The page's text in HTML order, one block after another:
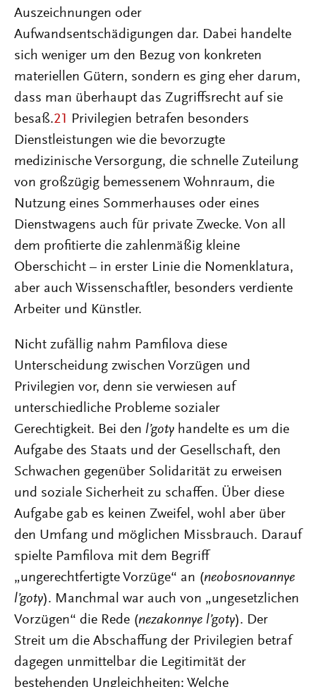
Auszeichnungen oder
Aufwandsentschädigungen dar. Dabei handelte
sich weniger um den Bezug von konkreten
materiellen Gütern, sondern es ging eher darum,
dass man überhaupt das Zugriffsrecht auf sie
besaß.21 Privilegien betrafen besonders
Dienstleistungen wie die bevorzugte
medizinische Versorgung, die schnelle Zuteilung
von großzügig bemessenem Wohnraum, die
Nutzung eines Sommerhauses oder eines
Dienstwagens auch für private Zwecke. Von all
dem profitierte die zahlenmäßig kleine
Oberschicht – in erster Linie die Nomenklatura,
aber auch Wissenschaftler, besonders verdiente
Arbeiter und Künstler.
Nicht zufällig nahm Pamfilova diese
Unterscheidung zwischen Vorzügen und
Privilegien vor, denn sie verwiesen auf
unterschiedliche Probleme sozialer
Gerechtigkeit. Bei den l’goty handelte es um die
Aufgabe des Staats und der Gesellschaft, den
Schwachen gegenüber Solidarität zu erweisen
und soziale Sicherheit zu schaffen. Über diese
Aufgabe gab es keinen Zweifel, wohl aber über
den Umfang und möglichen Missbrauch. Darauf
spielte Pamfilova mit dem Begriff
„ungerechtfertigte Vorzüge“ an (neobosnovannye
l’goty). Manchmal war auch von „ungesetzlichen
Vorzügen“ die Rede (nezakonnye l’goty). Der
Streit um die Abschaffung der Privilegien betraf
dagegen unmittelbar die Legitimität der
bestehenden Ungleichheiten: Welche